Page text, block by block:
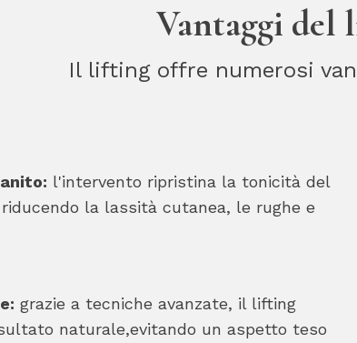
Vantaggi del
Il lifting offre numerosi
l'intervento ripristina la tonicità del
la lassità cutanea, le rughe e
grazie a tecniche avanzate, il lifting
naturale,evitando un aspetto teso